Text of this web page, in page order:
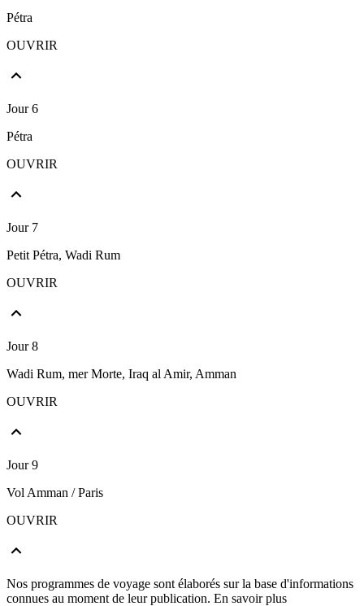
Pétra
OUVRIR
Jour 6
Pétra
OUVRIR
Jour 7
Petit Pétra, Wadi Rum
OUVRIR
Jour 8
Wadi Rum, mer Morte, Iraq al Amir, Amman
OUVRIR
Jour 9
Vol Amman / Paris
OUVRIR
Nos programmes de voyage sont élaborés sur la base d'informations
connues au moment de leur publication. En savoir plus